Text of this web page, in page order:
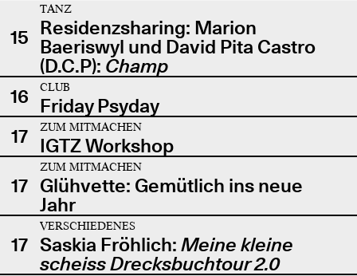
15
TANZ
Residenzsharing: Marion
Baeriswyl und David Pita Castro
(D.C.P): Champ
16
CLUB
Friday Psyday
17
ZUM MITMACHEN
IGTZ Workshop
17
ZUM MITMACHEN
Glühvette: Gemütlich ins neue
Jahr
17
VERSCHIEDENES
Saskia Fröhlich: Meine kleine
scheiss Drecksbuchtour 2.0